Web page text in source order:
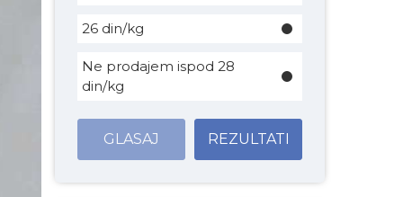
26 din/kg
Ne prodajem ispod 28
din/kg
GLASAJ REZULTATI